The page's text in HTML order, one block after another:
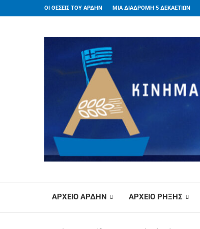
ΟΙ ΘΕΣΕΙΣ ΤΟΥ ΑΡΔΗΝ ΜΙΑ ΔΙΑΔΡΟΜΗ 5 ΔΕΚΑΕΤΙΩΝ
ΑΡΧΕΙΟ ΑΡΔΗΝ ΑΡΧΕΙΟ ΡΗΞΗΣ